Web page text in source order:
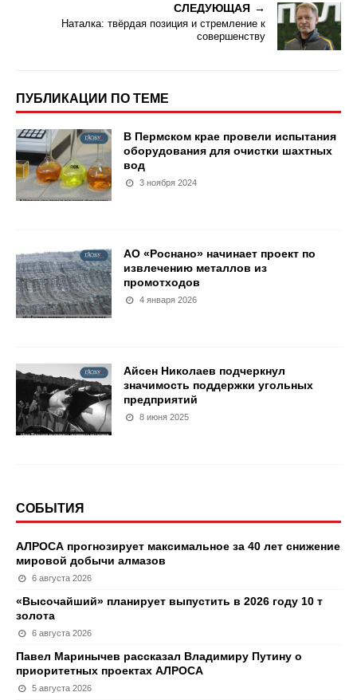
СЛЕДУЮЩАЯ
Наталка: твёрдая позиция и стремление к
совершенству
ПУБЛИКАЦИИ ПО ТЕМЕ
В Пермском крае провели испытания
оборудования для очистки шахтных
вод
3 ноября 2024
АО «Роснано» начинает проект по
извлечению металлов из
промотходов
4 января 2026
Айсен Николаев подчеркнул
значимость поддержки угольных
предприятий
8 июня 2025
СОБЫТИЯ
АЛРОСА прогнозирует максимальное за 40 лет снижение
мировой добычи алмазов
6 августа 2026
«Высочайший» планирует выпустить в 2026 году 10 т
золота
6 августа 2026
Павел Маринычев рассказал Владимиру Путину о
приоритетных проектах АЛРОСА
5 августа 2026